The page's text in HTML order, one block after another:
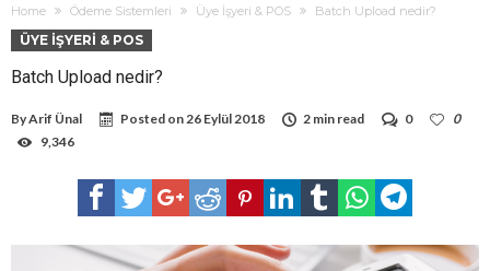
Home Ödeme Sistemleri Üye İşyeri & POS Batch Upload nedir?
ÜYE İŞYERI & POS
Batch Upload nedir?
ByArif Ünal Posted on26 Eylül 2018 2 min read 0
0
9,346